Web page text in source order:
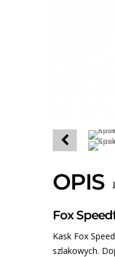
OPIS
Fox
Kask Fox
szlakowych.